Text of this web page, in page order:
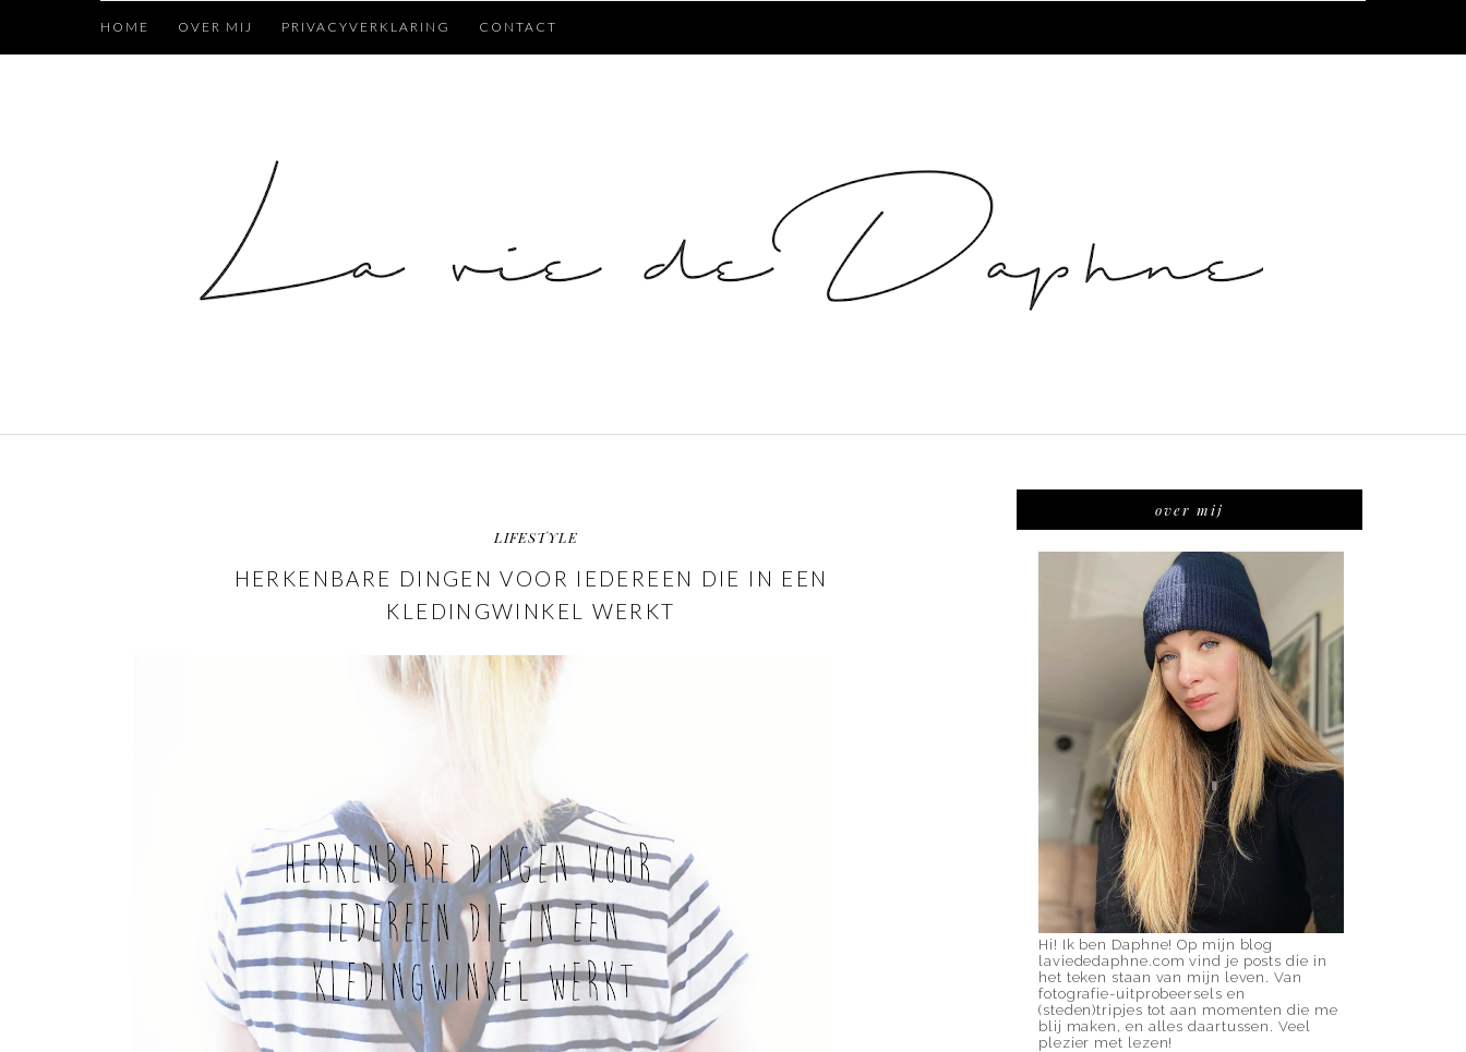
HOME OVER MIJ PRIVACYVERKLARING CONTACT
LIFESTYLE
HERKENBARE DINGEN VOOR IEDEREEN DIE IN EEN
KLEDINGWINKEL WERKT
over mij
Hi! Ik ben Daphne! Op mijn blog
laviededaphne.com vind je posts die in
het teken staan van mijn leven. Van
fotografie-uitprobeersels en
(steden)tripjes tot aan momenten die me
blij maken, en alles daartussen. Veel
plezier met lezen!